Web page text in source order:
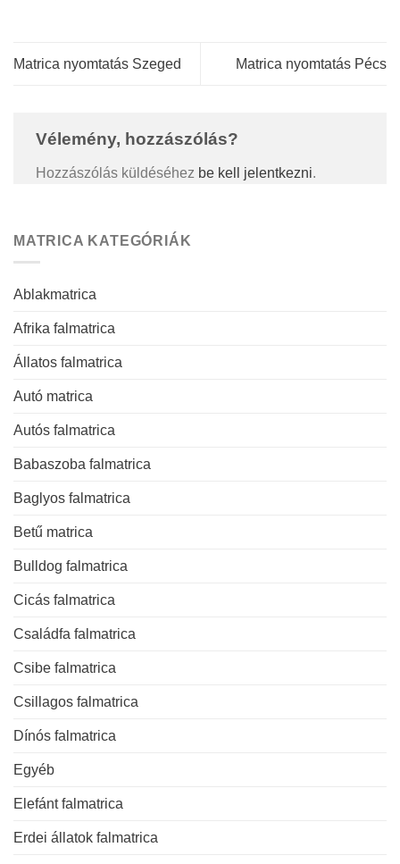
Matrica nyomtatás Szeged Matrica nyomtatás Pécs
Vélemény, hozzászólás?
Hozzászólás küldéséhez be kell jelentkezni.
MATRICA KATEGÓRIÁK
Ablakmatrica
Afrika falmatrica
Állatos falmatrica
Autó matrica
Autós falmatrica
Babaszoba falmatrica
Baglyos falmatrica
Betű matrica
Bulldog falmatrica
Cicás falmatrica
Családfa falmatrica
Csibe falmatrica
Csillagos falmatrica
Dínós falmatrica
Egyéb
Elefánt falmatrica
Erdei állatok falmatrica